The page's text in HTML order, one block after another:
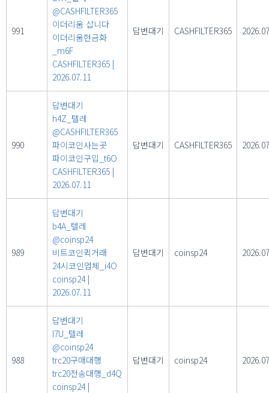
991
@CASHFILTER365
이더리움 삽니다
이더리움현금화
_m6F
CASHFILTER365 |
2026.07.11
답변대기 CASHFILTER365
990
답변대기
h4Z_텔레
@CASHFILTER365
파이코인사는곳
파이코인구입_t6O
CASHFILTER365 |
2026.07.11
답변대기 CASHFILTER365
989
답변대기
b4A_텔레
@coinsp24
비트코인퀵거래
24시코인업체_i4O
coinsp24 |
2026.07.11
답변대기 coinsp24
988
답변대기
l7U_텔레
@coinsp24
trc20구매대행
trc20전송대행_d4Q
coinsp24 |
답변대기 coinsp24